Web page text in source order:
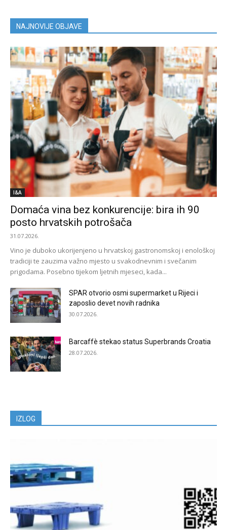
NAJNOVIJE OBJAVE
I&A
Domaća vina bez konkurencije: bira ih 90
posto hrvatskih potrošača
31.07.2026.
Vino je duboko ukorijenjeno u hrvatskoj gastronomskoj i enološkoj
tradiciji te zauzima važno mjesto u svakodnevnim i svečanim
prigodama. Posebno tijekom ljetnih mjeseci, kada...
SPAR otvorio osmi supermarket u Rijeci i
zaposlio devet novih radnika
30.07.2026.
Barcaffè stekao status Superbrands Croatia
28.07.2026.
IZLOG